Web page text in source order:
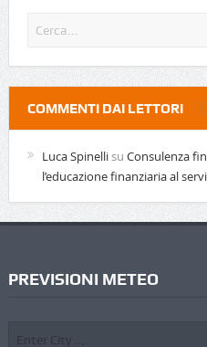
COMMENTI DAI LETTORI
Luca Spinellisu Consulenza
l’educazione finanziaria al
PREVISIONI METEO